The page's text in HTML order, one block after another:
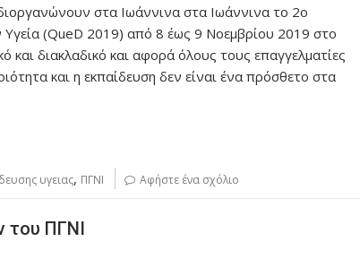
στα Ιωάννινα στα Ιωάννινα το 2ο
Υγεία (QueD 2019) από 8 έως 9 Νοεμβρίου 2019 στο
και διακλαδικό και αφορά όλους τους επαγγελματίες
και η εκπαίδευση δεν είναι ένα πρόσθετο στα
υγειας, ΠΓΝΙ Αφήστε ένα σχόλιο
του ΠΓΝΙ